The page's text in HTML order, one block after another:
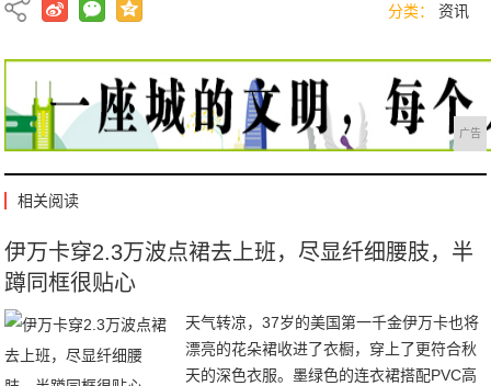
分类： 资讯
广告
相关阅读
伊万卡穿2.3万波点裙去上班，尽显纤细腰肢，半
蹲同框很贴心
天气转凉，37岁的美国第一千金伊万卡也将
漂亮的花朵裙收进了衣橱，穿上了更符合秋
天的深色衣服。墨绿色的连衣裙搭配PVC高